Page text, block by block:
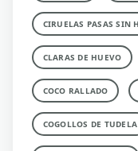
CIRUELAS PASAS SIN
CLARAS DE HUEVO
COCO RALLADO
COGOLLOS DE TUDELA